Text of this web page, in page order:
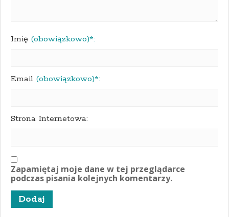
Imię (obowiązkowo)*:
Email (obowiązkowo)*:
Strona Internetowa:
Zapamiętaj moje dane w tej przeglądarce
podczas pisania kolejnych komentarzy.